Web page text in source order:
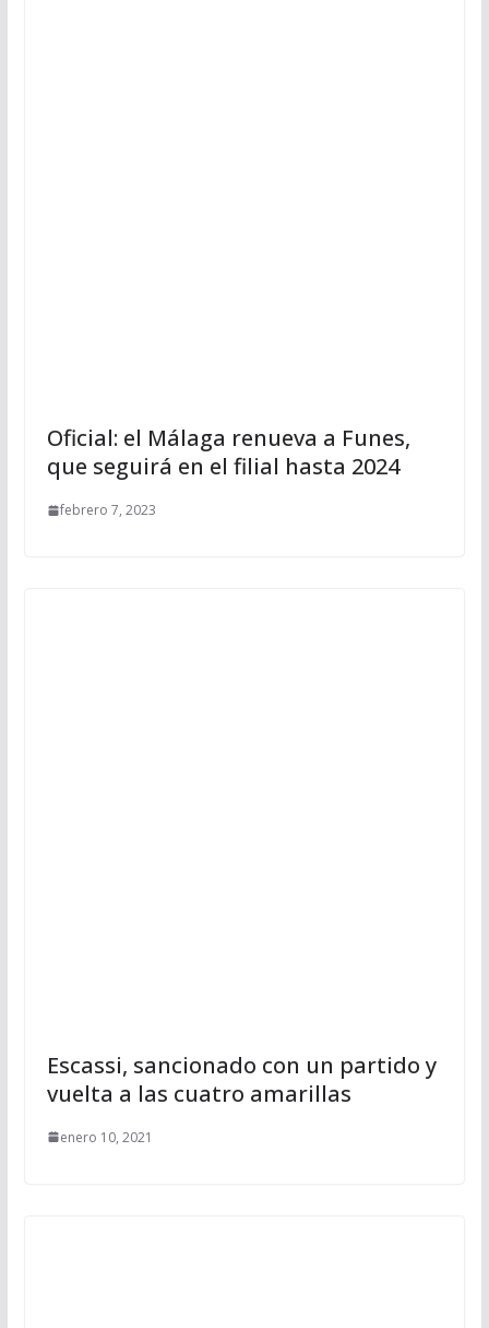
Oficial: el Málaga renueva a Funes,
que seguirá en el filial hasta 2024
febrero 7, 2023
Escassi, sancionado con un partido y
vuelta a las cuatro amarillas
enero 10, 2021